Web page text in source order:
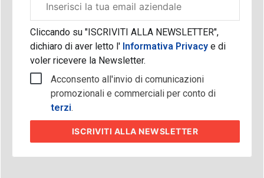
aziendale
Cliccando su "ISCRIVITI ALLA NEWSLETTER",
dichiaro di aver letto l'Informativa Privacy e di
voler ricevere la Newsletter.
Acconsento all'invio di comunicazioni
promozionali e commerciali per conto di
terzi.
ISCRIVITI ALLA NEWSLETTER